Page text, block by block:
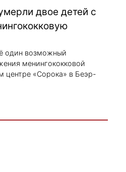
двое детей с
один возможный
менингококковой
центре «Сорока» в Беэр-